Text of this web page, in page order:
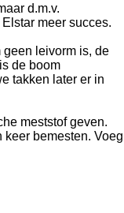
d.m.v.
meer succes.
geen leivorm is, de
de boom
takken later er in
meststof geven.
keer bemesten. Voeg